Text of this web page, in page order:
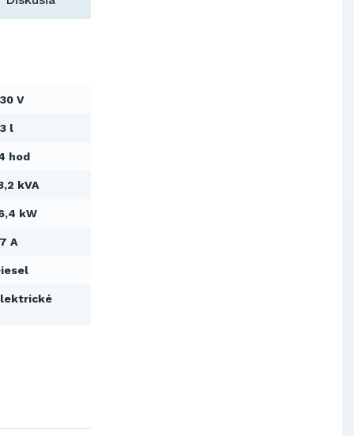
V
l
hod
kVA
kW
A